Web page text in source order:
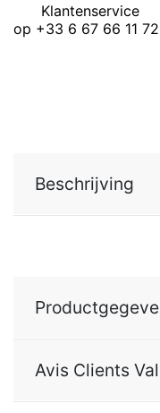
Klantenservice
op +33 6 67 66 11
Beschrijving
Avis Clients